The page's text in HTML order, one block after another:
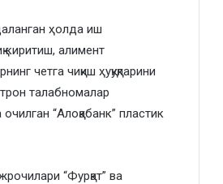
ҳолда иш
киритиш, алимент
четга чиқиш ҳуқуқларини
талабномалар
“Алоқабанк” пластик
“Фурқат” ва